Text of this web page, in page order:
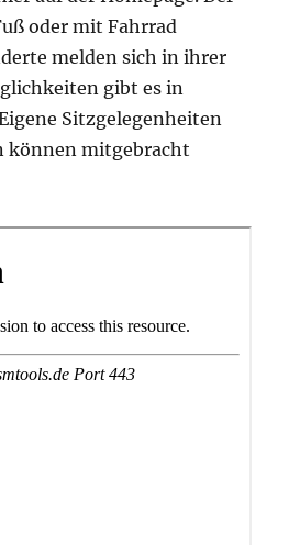
oder mit Fahrrad
melden sich in ihrer
gibt es in
Sitzgelegenheiten
können mitgebracht